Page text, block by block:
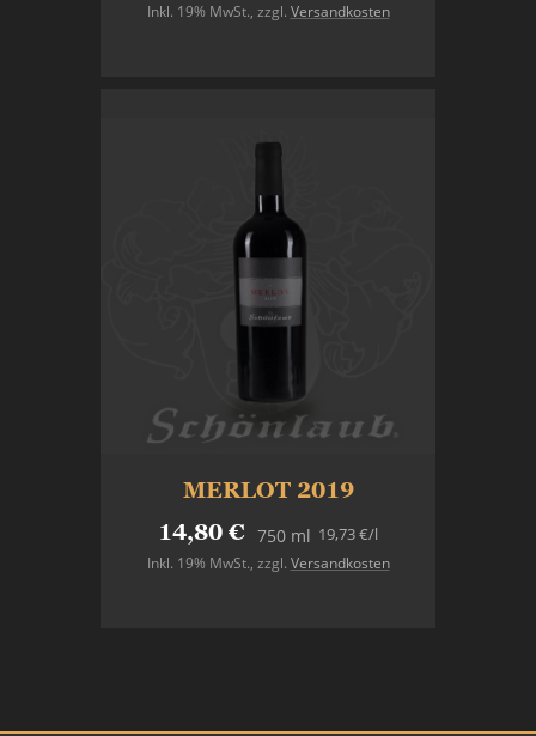
Inkl. 19% MwSt., zzgl. Versandkosten
MERLOT 2019
14,80 € 750 ml
Inkl. 19% MwSt., zzgl. Versandkosten
19,73 €/l